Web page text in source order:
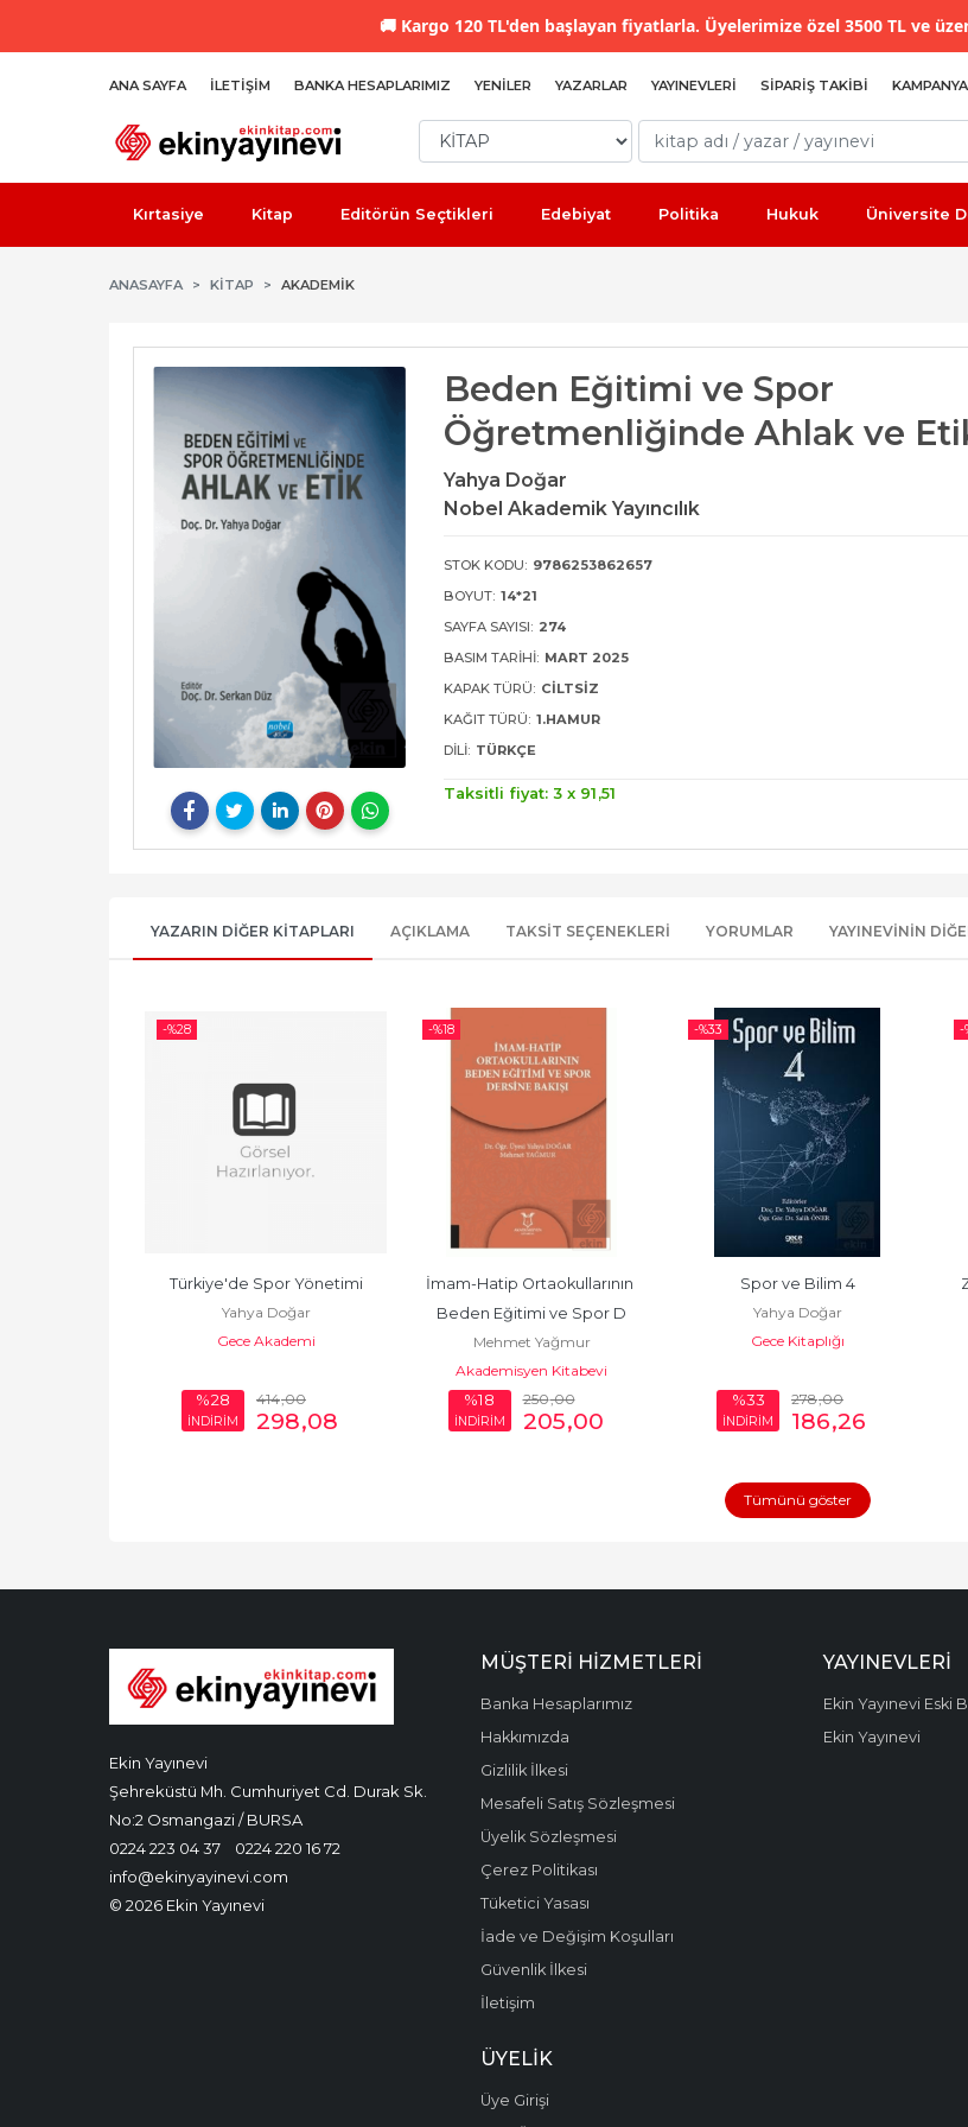
🚚 Kargo 120 TL'den başlayan fiyatlarla. Üyelerimize özel 3500 TL ve
ANA SAYFA İLETIŞIM BANKA HESAPLARIMIZ YENILER YAZARLAR YAYINEVLERI SIPARIŞ TAKIBI
Kırtasiye Kitap Editörün Seçtikleri Edebiyat Politika Hukuk Üniversite
ANASAYFA KİTAP AKADEMIK
Beden Eğitimi ve Spor
Öğretmenliğinde Ahlak ve
Yahya Doğar
Nobel Akademik Yayıncılık
STOK KODU: 9786253862657
BOYUT: 14*21
SAYFA SAYISI: 274
BASIM TARIHI: MART 2025
KAPAK TÜRÜ: CILTSIZ
KAĞIT TÜRÜ: 1.HAMUR
DILI: TÜRKÇE
Taksitli fiyat: 3 x 91 ,51
YAZARIN DIĞER KITAPLARI AÇIKLAMA TAKSIT SEÇENEKLERI YORUMLAR YAYINEVININ
-%28
Türkiye'de Spor Yönetimi
Yahya Doğar
Gece Akademi
%28
İNDİRİM
414,00
298,08
-%18
İmam-Hatip Ortaokullarının
Beden Eğitimi ve Spor D
Mehmet Yağmur
Akademisyen Kitabevi
%18
İNDİRİM
250,00
205,00
-%33
Spor ve Bilim 4
Yahya Doğar
Gece Kitaplığı
%33
İNDİRİM
278,00
186,26
-
Tümünü göster
Ekin Yayınevi
Şehreküstü Mh. Cumhuriyet Cd. Durak Sk.
No:2 Osmangazi / BURSA
0224 223 04 37
0224 220 16 72
info@ekinyayinevi.com
© 2026 Ekin Yayınevi
MÜŞTERI HIZMETLERI
Banka Hesaplarımız
Hakkımızda
Gizlilik İlkesi
Mesafeli Satış Sözleşmesi
Üyelik Sözleşmesi
Çerez Politikası
Tüketici Yasası
İade ve Değişim Koşulları
Güvenlik İlkesi
İletişim
YAYINEVLERI
Ekin Yayınevi Eski
Ekin Yayınevi
ÜYELIK
Üye Girişi